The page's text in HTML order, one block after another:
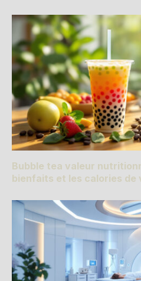
Bubble tea valeur
bienfaits et les calories